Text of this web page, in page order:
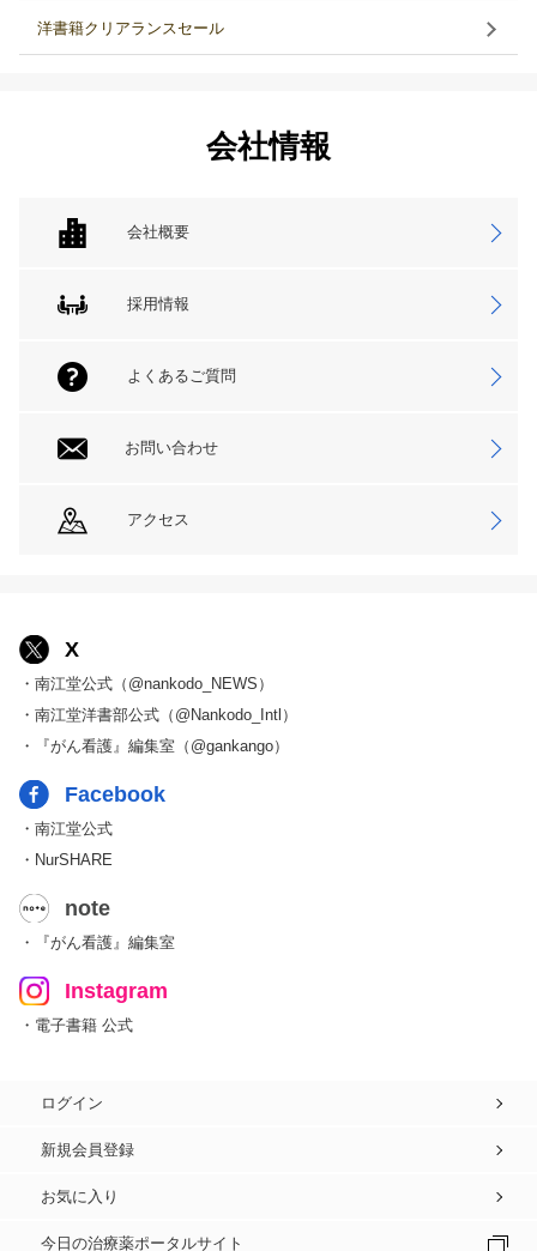
洋書籍クリアランスセール
会社情報
会社概要
採用情報
よくあるご質問
お問い合わせ
アクセス
X
・南江堂公式（@nankodo_NEWS）
・南江堂洋書部公式（@Nankodo_Intl）
・『がん看護』編集室（@gankango）
Facebook
・南江堂公式
・NurSHARE
note
・『がん看護』編集室
Instagram
・電子書籍 公式
ログイン
新規会員登録
お気に入り
今日の治療薬ポータルサイト